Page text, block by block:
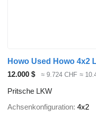
Howo Used Howo 4x2
12.000 $
≈ 9.724 CHF ≈
Pritsche LKW
Achsenkonfiguration 4x2